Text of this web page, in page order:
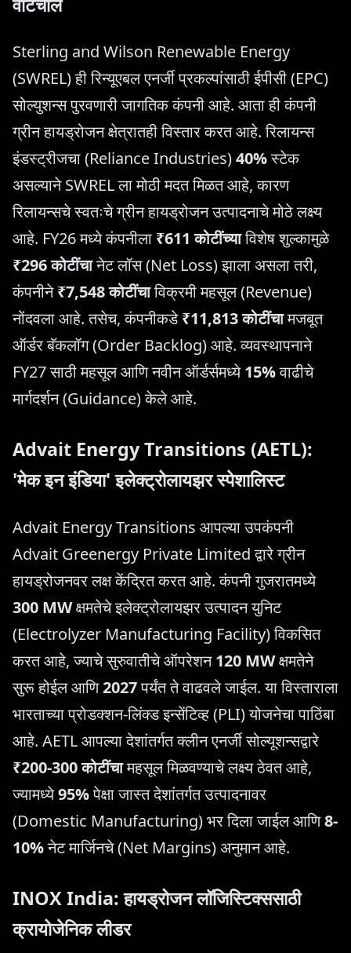
Sterling and Wilson Renewable Energy
(SWREL) ही रिन्यूएबल एनर्जी प्रकल्पांसाठी ईपीसी (EPC)
सोल्युशन्स पुरवणारी जागतिक कंपनी आहे. आता ही कंपनी
ग्रीन हायड्रोजन क्षेत्रातही विस्तार करत आहे. रिलायन्स
इंडस्ट्रीजचा (Reliance Industries)40%स्टेक
असल्याने SWREL ला मोठी मदत मिळत आहे, कारण
रिलायन्सचे स्वतःचे ग्रीन हायड्रोजन उत्पादनाचे मोठे लक्ष्य
आहे. FY26 मध्ये कंपनीला ₹611 कोटींच्याविशेष शुल्कामुळे
₹296 कोटींचानेट लॉस (Net Loss) झाला असला तरी,
कंपनीने₹7,548 कोटींचाविक्रमी महसूल (Revenue)
नोंदवला आहे. तसेच, कंपनीकडे₹11,813 कोटींचामजबूत
ऑर्डर बॅकलॉग (Order Backlog) आहे. व्यवस्थापनाने
FY27 साठी महसूल आणि नवीन ऑर्डर्समध्ये15%वाढीचे
मार्गदर्शन (Guidance) केले आहे.
Advait Energy Transitions (AETL):
'मेक इन इंडिया' इलेक्ट्रोलायझर स्पेशालिस्ट
Advait Energy Transitions आपल्या उपकंपनी
Advait Greenergy Private Limited द्वारे ग्रीन
हायड्रोजनवर लक्ष केंद्रित करत आहे. कंपनी गुजरातमध्ये
300 MWक्षमतेचे इलेक्ट्रोलायझर उत्पादन युनिट
(Electrolyzer Manufacturing Facility) विकसित
करत आहे, ज्याचे सुरुवातीचे ऑपरेशन120 MWक्षमतेने
सुरू होईल आणि2027पर्यंत ते वाढवले जाईल. या विस्ताराला
भारताच्या प्रोडक्शन-लिंक्ड इन्सेंटिव्ह (PLI) योजनेचा पाठिंबा
आहे. AETL आपल्या देशांतर्गत क्लीन एनर्जी सोल्यूशन्सद्वारे
₹200-300 कोटींचामहसूल मिळवण्याचे लक्ष्य ठेवत आहे,
ज्यामध्ये95%पेक्षा जास्त देशांतर्गत उत्पादनावर
(Domestic Manufacturing) भर दिला जाईल आणि8-
10%नेट मार्जिनचे (Net Margins) अनुमान आहे.
INOX India: हायड्रोजन लॉजिस्टिक्ससाठी
क्रायोजेनिक लीडर